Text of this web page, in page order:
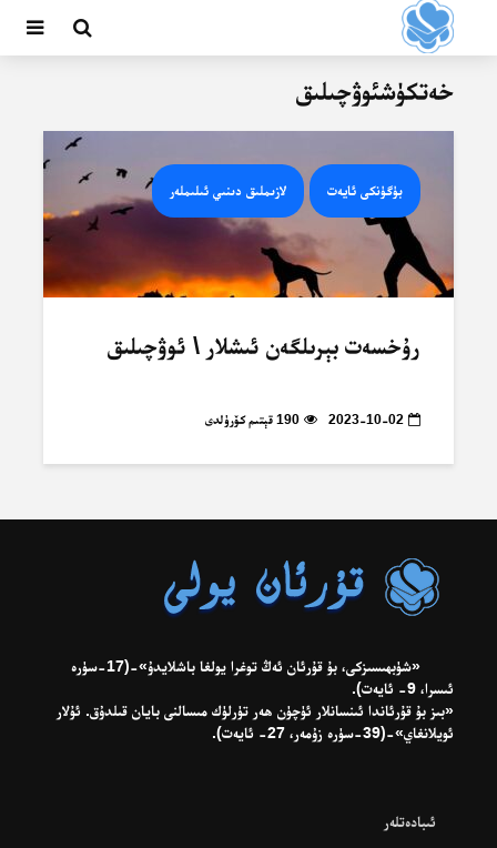
خەتكۈشئوۋچىلىق
بۈگۈنكى ئايەت لازىملىق دىنىي ئىلىملەر
رۇخسەت بېرىلگەن ئىشلار \ ئوۋچىلىق
2023-10-02 190 قېتىم كۆرۈلدى
«شۈبھىسىزكى، بۇ قۇرئان ئەڭ توغرا يولغا باشلايدۇ»-(17-سۈرە
ئىسرا، 9- ئايەت).
«بىز بۇ قۇرئاندا ئىنسانلار ئۈچۈن ھەر تۈرلۈك مىسالنى بايان قىلدۇق. ئۇلار
ئويلانغاي»-(39-سۈرە زۇمەر، 27- ئايەت).
ئىبادەتلەر